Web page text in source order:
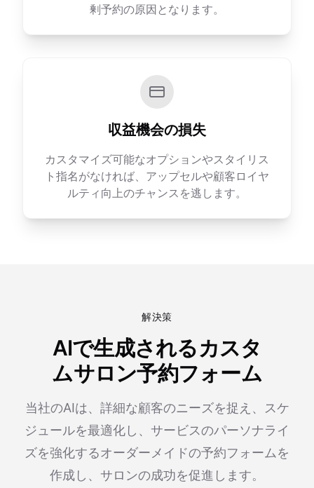
剰予約の原因となります。
収益機会の損失
カスタマイズ可能なオプションやスタイリス
ト指名がなければ、アップセルや顧客ロイヤ
ルティ向上のチャンスを逃します。
解決策
AIで生成されるカスタ
ムサロン予約フォーム
当社のAIは、詳細な顧客のニーズを捉え、スケ
ジュールを最適化し、サービスのパーソナライ
ズを強化するオーダーメイドの予約フォームを
作成し、サロンの成功を促進します。